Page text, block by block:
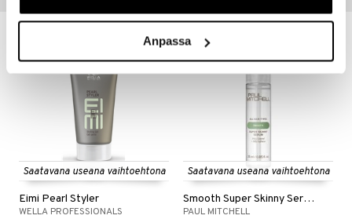
Anpassa
Saatavana useana vaihtoehtona
Eimi Pearl Styler
WELLA PROFESSIONALS
Saatavana useana vaihtoehtona
Smooth Super Skinny Serum - Humidity Resistant
PAUL MITCHELL